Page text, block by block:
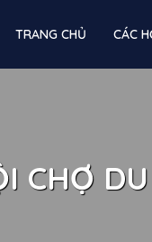
TRANG CHỦ CÁC
CHỢ